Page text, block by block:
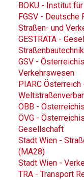
BOKU - Institut
FGSV -
Straßen- und
GESTRATA -
GSV -
Verkehrswesen
PIARC
ÖBB -
ÖVG -
Gesellschaft
Stadt Wien -
(MA28)
Stadt Wien -
TRA - Transport